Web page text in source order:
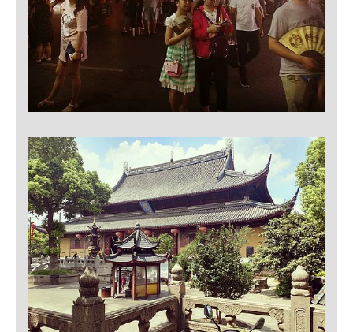
Um Inhalte von Videoplattformen und Social Media
Plattformen anzeigen zu können, werden von diesen
externen Medien Cookies gesetzt.
YouTube
Vimeo